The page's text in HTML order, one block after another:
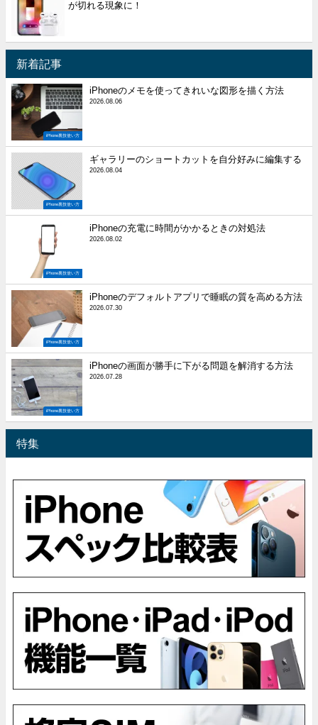
が切れる現象に！
新着記事
iPhone裏技使い方
iPhoneのメモを使ってきれいな図形を描く方法
2026.08.06
iPhone裏技使い方
ギャラリーのショートカットを自分好みに編集する
2026.08.04
iPhone裏技使い方
iPhoneの充電に時間がかかるときの対処法
2026.08.02
iPhone裏技使い方
iPhoneのデフォルトアプリで睡眠の質を高める方法
2026.07.30
iPhone裏技使い方
iPhoneの画面が勝手に下がる問題を解消する方法
2026.07.28
特集